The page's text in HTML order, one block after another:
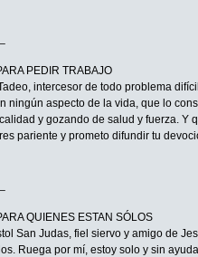
PEDIR TRABAJO
intercesor de todo problema
ningún aspecto de la vida, que lo
y gozando de salud y fuerza. Y
pariente y prometo difundir tu
QUIENES ESTAN SÓLOS
San Judas, fiel siervo y amigo de
Ruega por mí, estoy solo y sin